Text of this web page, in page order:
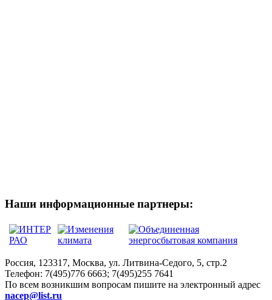
Наши информационные партнеры:
Россия, 123317, Москва, ул. Литвина-Седого, 5, стр.2
Телефон: 7(495)776 6663; 7(495)255 7641
По всем возникшим вопросам пишите на электронный адрес
nacep@list.ru